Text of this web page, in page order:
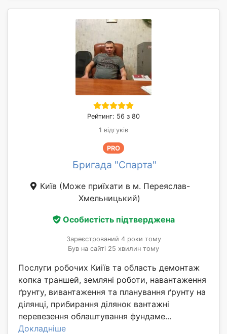
Рейтинг: 56 з 80
1 відгуків
PRO
Бригада "Спарта"
Київ (Може приїхати в м. Переяслав-
Хмельницький)
Особистість підтверджена
Зареєстрований 4 роки тому
Був на сайті 25 хвилин тому
Послуги робочих Киіїв та область демонтаж
копка траншей, земляні роботи, навантаження
ґрунту, вивантаження та планування ґрунту на
ділянці, прибирання ділянок вантажні
перевезення облаштування фундаме...
Докладніше